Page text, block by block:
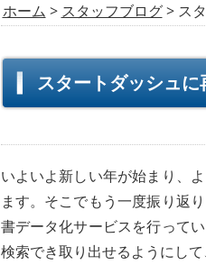
ホーム > スタッフブログ> ス
スタートダッシュに
いよいよ新しい年が始まり、
ます。そこでもう一度振り返
書データ化サービスを行って
検索でき取り出せるようにし